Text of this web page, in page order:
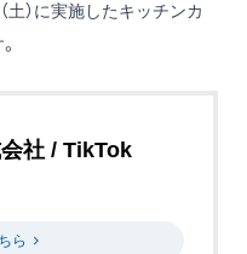
）に実施したキッチンカ
社 / TikTok
ら